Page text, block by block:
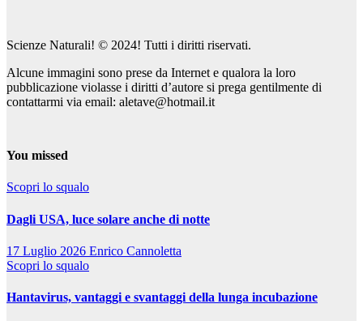
Scienze Naturali! © 2024! Tutti i diritti riservati.
Alcune immagini sono prese da Internet e qualora la loro
pubblicazione violasse i diritti d’autore si prega gentilmente di
contattarmi via email: aletave@hotmail.it
You missed
Scopri lo squalo
Dagli USA, luce solare anche di notte
17 Luglio 2026 Enrico Cannoletta
Scopri lo squalo
Hantavirus, vantaggi e svantaggi della lunga incubazione